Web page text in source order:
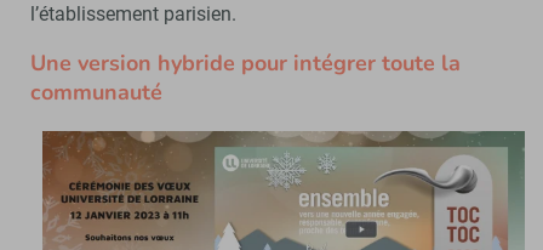
l’établissement parisien.
Une version hybride pour intégrer toute la
communauté